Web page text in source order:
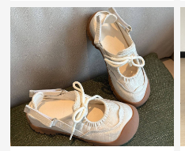
い 快適 履きやすい